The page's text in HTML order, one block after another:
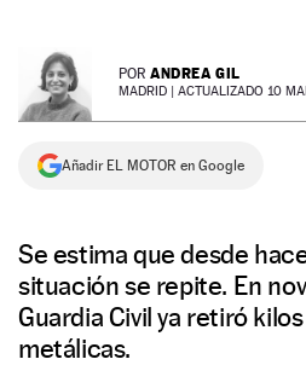
NEWSLETTER POR ANDREA GIL
MADRID | ACTUALIZADO 10
Añadir EL MOTOR en Google
Se estima que desde
situación se repite. En
Guardia Civil ya retiró
metálicas.